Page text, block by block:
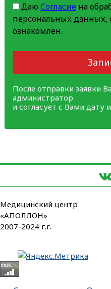
Даю Согласиена
персональных данных,
ознакомлен.
После отправки заявки
администратор
и согласует с Вами дату
Медицинский центр
«АПОЛЛОН»
2007-2024 г.г.